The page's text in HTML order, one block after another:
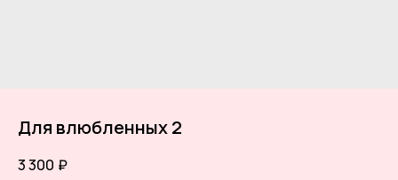
Для влюбленных 2
3 300 ₽